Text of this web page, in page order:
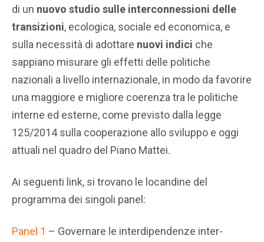
di un nuovo studio sulle interconnessioni delle
transizioni, ecologica, sociale ed economica, e
sulla necessità di adottare nuovi indici che
sappiano misurare gli effetti delle politiche
nazionali a livello internazionale, in modo da favorire
una maggiore e migliore coerenza tra le politiche
interne ed esterne, come previsto dalla legge
125/2014 sulla cooperazione allo sviluppo e oggi
attuali nel quadro del Piano Mattei.
Ai seguenti link, si trovano le locandine del
programma dei singoli panel:
Panel 1 – Governare le interdipendenze inter-